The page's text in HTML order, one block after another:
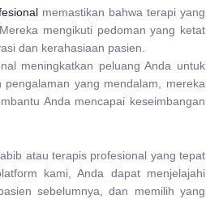
memastikan bahwa terapi yang
mengikuti pedoman yang ketat
dan kerahasiaan pasien.
meningkatkan peluang Anda untuk
yang mendalam, mereka
Anda mencapai keseimbangan
atau terapis profesional yang tepat
kami, Anda dapat menjelajahi
sebelumnya, dan memilih yang